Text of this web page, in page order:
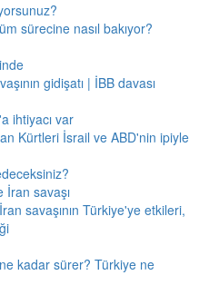
sürecine nasıl bakıyor?
gidişatı | İBB davası
ihtiyacı var
Kürtleri İsrail ve ABD'nin ipiyle
İran savaşı
savaşının Türkiye'ye etkileri,
kadar sürer? Türkiye ne